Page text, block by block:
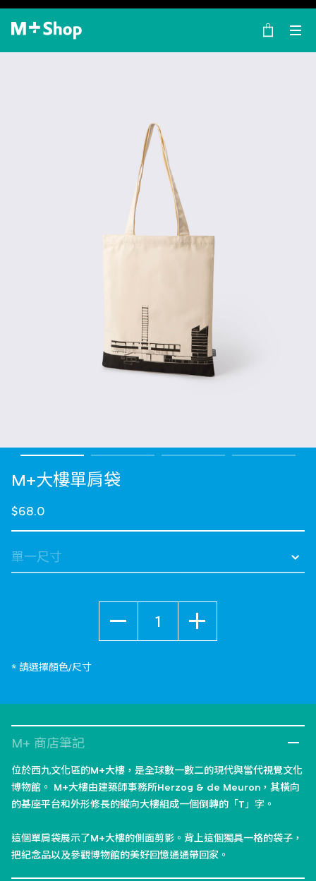
×
M+ Shop
M+大樓單肩袋
$68.0
* 請選擇顏色/尺寸
M+ 商店筆記
位於西九文化區的M+大樓，是全球數一數二的現代與當代視覺文化
博物館。 M+大樓由建築師事務所Herzog & de Meuron，其橫向
的基座平台和外形修長的縱向大樓組成一個倒轉的「T」字。
這個單肩袋展示了M+大樓的側面剪影。背上這個獨具一格的袋子，
把紀念品以及參觀博物館的美好回憶通通帶回家。